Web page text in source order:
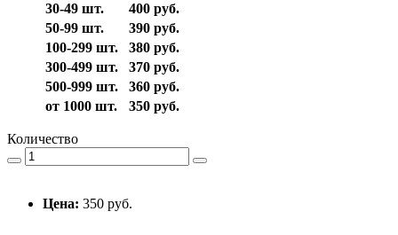
30-49 шт.
400 руб.
50-99 шт.
390 руб.
100-299 шт.
380 руб.
300-499 шт.
370 руб.
500-999 шт.
360 руб.
от 1000 шт.
350 руб.
Количество
Цена: 350 руб.